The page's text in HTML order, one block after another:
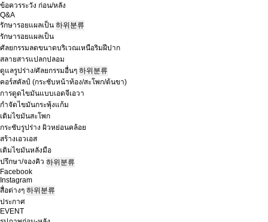
ข้อควรระวัง ก่อน/หลัง
Q&A
รักษารอยแผลเป็น 하위분류
รักษารอยแผลเป็น
ศัลยกรรมลดขนาดบริเวณเหนือริมฝีปาก
สลายสารแปลกปลอม
ดูแลรูปร่าง/ศัลยกรรมอื่นๆ 하위분류
คอร์สคัลป์ (กระชับหน้าท้อง/สะโพก/ต้นขา)
การดูดไขมันแบบเอดจีเอวา
กำจัดไขมันกระพุ้งแก้ม
เติมไขมันสะโพก
กระชับรูปร่าง ผิวหย่อนคล้อย
สร้างเอวเอส
เติมไขมันหลังมือ
ปรึกษา/จองคิว 하위분류
Facebook
Instagram
สื่อต่างๆ 하위분류
ประกาศ
EVENT